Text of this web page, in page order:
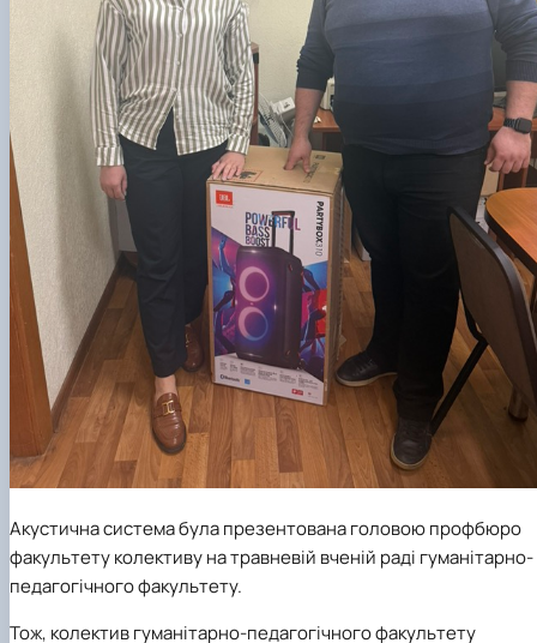
Акустична система була презентована головою профбюро
факультету колективу на травневій вченій раді гуманітарно-
педагогічного факультету.
Тож, колектив гуманітарно-педагогічного факультету